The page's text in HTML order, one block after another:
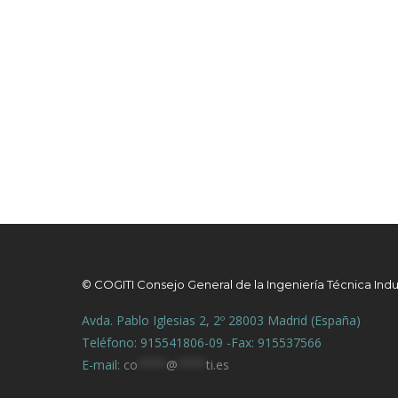
© COGITI Consejo General de la Ingeniería Técnica
Avda. Pablo Iglesias 2, 2º 28003 Madrid (España)
Teléfono: 915541806-09 -Fax: 915537566
E-mail: co @ ti.es